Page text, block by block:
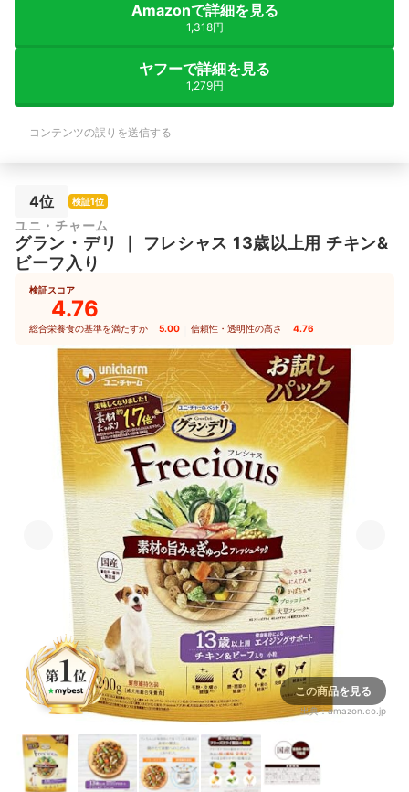
Amazonで詳細を見る
1,318円
ヤフーで詳細を見る
1,279円
コンテンツの誤りを送信する
4位 検証1位
ユニ・チャーム
グラン・デリ
フレシャス 13歳以上用 チキン&
ビーフ入り
検証スコア
4.76
総合栄養食の基準を満たすか 5.00 信頼性・透明性の高さ 4.76
この商品を見る
出典：amazon.co.jp